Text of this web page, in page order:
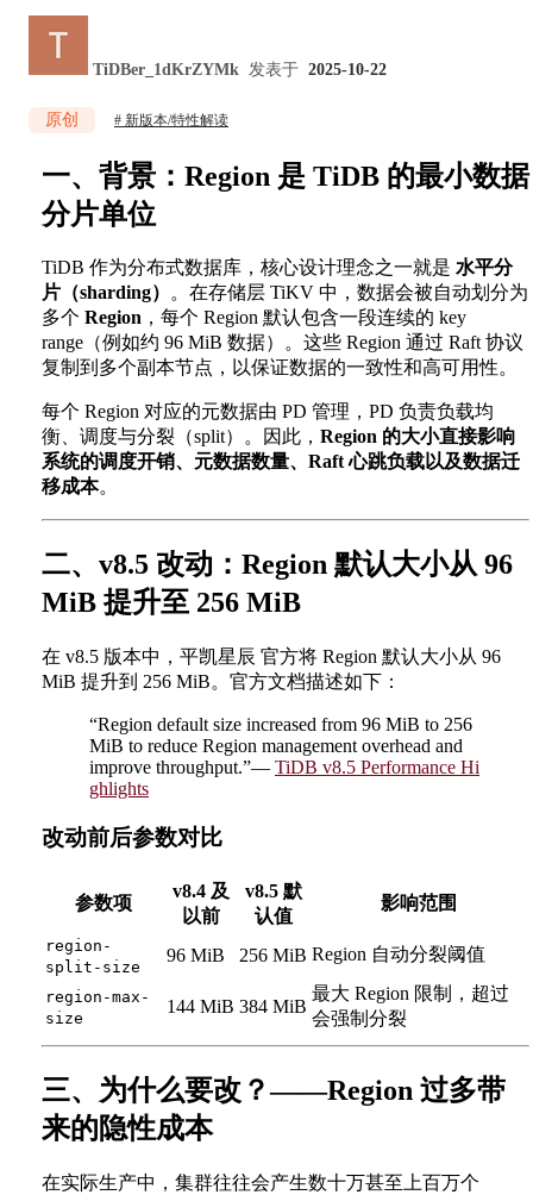
TiDBer_1dKrZYMk 发表于 2025-10-22
原创 新版本/特性解读
一、背景：Region 是 TiDB 的最小数据
分片单位
TiDB 作为分布式数据库，核心设计理念之一就是 水平分
片（sharding） 。在存储层 TiKV 中，数据会被自动划分为
多个 Region ，每个 Region 默认包含一段连续的 key
range（例如约 96 MiB 数据）。这些 Region 通过 Raft 协议
复制到多个副本节点，以保证数据的一致性和高可用性。
每个 Region 对应的元数据由 PD 管理，PD 负责负载均
衡、调度与分裂（split）。因此， Region 的大小直接影响
系统的调度开销、元数据数量、Raft 心跳负载以及数据迁
移成本。
二、v8.5 改动：Region 默认大小从 96
MiB 提升至 256 MiB
在 v8.5 版本中，平凯星辰 官方将 Region 默认大小从 96
MiB 提升到 256 MiB。官方文档描述如下：
“Region default size increased from 96 MiB to 256
MiB to reduce Region management overhead and
improve throughput.”— TiDB v8.5 Performance Hi
ghlights
改动前后参数对比
参数项
v8.4 及
以前
v8.5 默
认值
影响范围
region-
split-size
96 MiB 256 MiB Region 自动分裂阈值
region-max-
size
144 MiB 384 MiB
最大 Region 限制，超过
会强制分裂
三、为什么要改？——Region 过多带
来的隐性成本
在实际生产中，集群往往会产生数十万甚至上百万个